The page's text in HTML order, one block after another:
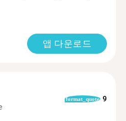
앱 다운로드
format_quote 9